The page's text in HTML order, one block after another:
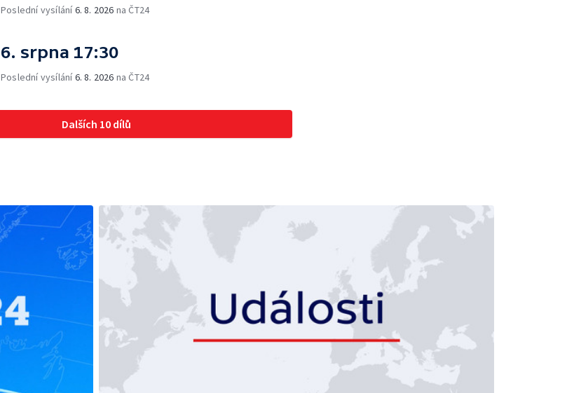
Poslední vysílání6. 8. 2026 na ČT24
6. srpna 17:30
Poslední vysílání6. 8. 2026 na ČT24
Dalších 10 dílů